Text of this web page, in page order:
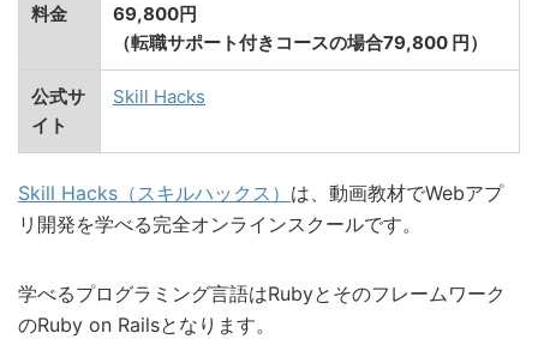
料金
69,800円
（転職サポート付きコースの場合79,800 円）
公式サ
イト
Skill Hacks
Skill Hacks（スキルハックス） は、動画教材でWebアプ
リ開発を学べる完全オンラインスクールです。
学べるプログラミング言語はRubyとそのフレームワーク
のRuby on Railsとなります。